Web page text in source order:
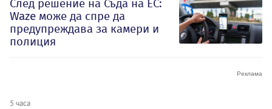
След решение на Съда на ЕС:
Waze може да спре да
предупреждава за камери и
полиция
5 часа